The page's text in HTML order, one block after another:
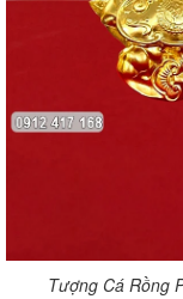
Tượng Cá Rồng